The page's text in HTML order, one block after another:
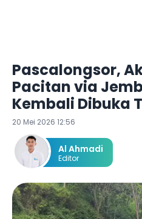
Pascalongsor,
Pacitan via
Kembali Dibuka
20 Mei 2026 12:56
Al Ahmadi
Editor